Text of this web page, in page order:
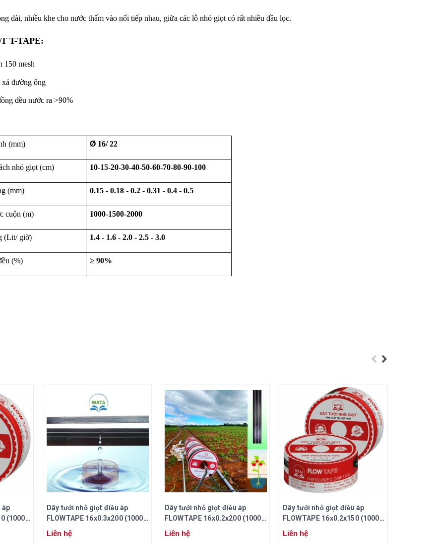
dài, nhiều khe cho nước thấm vào nối tiếp nhau, giữa các lỗ nhỏ giọt có rất nhiều đầu lọc.
T-TAPE:
150 mesh
đường ống
đều nước ra >90%
(mm) Ø16/ 22
nhỏ giọt (cm) 10-15-20-30-40-50-60-70-80-90-100
(mm) 0.15 - 0.18 - 0.2 - 0.31 - 0.4 - 0.5
cuộn (m) 1000-1500-2000
(Lit/ giờ) 1.4 - 1.6 - 2.0 - 2.5 - 3.0
(%) ≥ 90%
áp
(1000
Dây tưới nhỏ giọt điều áp
FLOWTAPE 16x0.3x200 (1000
mét/cuộn)
Liên hệ
Dây tưới nhỏ giọt điều áp
FLOWTAPE 16x0.2x200 (1000
mét/cuộn)
Liên hệ
Dây tưới nhỏ giọt điều áp
FLOWTAPE 16x0.2x150 (1000
mét/cuộn)
Liên hệ